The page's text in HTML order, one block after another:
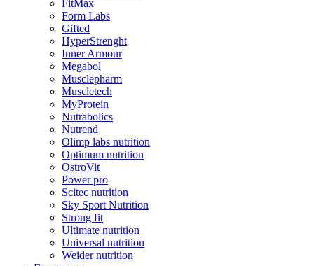
FitMax
Form Labs
Gifted
HyperStrenght
Inner Armour
Megabol
Musclepharm
Muscletech
MyProtein
Nutrabolics
Nutrend
Olimp labs nutrition
Optimum nutrition
OstroVit
Power pro
Scitec nutrition
Sky Sport Nutrition
Strong fit
Ultimate nutrition
Universal nutrition
Weider nutrition